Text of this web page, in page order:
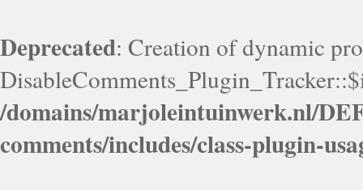
Deprecated: Creation of dynamic
/domains/marjoleintuinwerk.nl/
comments/includes/class-plugin-